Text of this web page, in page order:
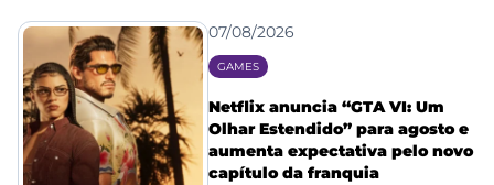
07/08/2026
GAMES
Netflix anuncia “GTA VI: Um
Olhar Estendido” para agosto e
aumenta expectativa pelo novo
capítulo da franquia